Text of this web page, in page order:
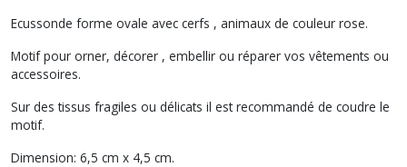
Ecussonde forme ovale avec cerfs , animaux de couleur rose.
Motif pour orner, décorer , embellir ou réparer vos vêtements ou
accessoires.
Sur des tissus fragiles ou délicats il est recommandé de coudre le
motif.
Dimension: 6,5 cm x 4,5 cm.